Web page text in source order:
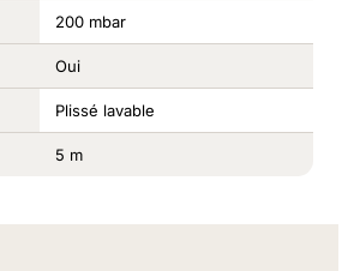
200 mbar
Oui
Plissé lavable
5 m